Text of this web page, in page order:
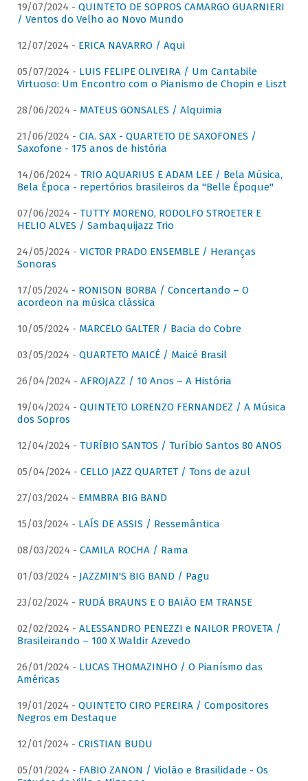
19/07/2024 - QUINTETO DE SOPROS CAMARGO GUARNIERI
/ Ventos do Velho ao Novo Mundo
12/07/2024 - ERICA NAVARRO / Aqui
05/07/2024 - LUIS FELIPE OLIVEIRA / Um Cantabile
Virtuoso: Um Encontro com o Pianismo de Chopin e Liszt
28/06/2024 - MATEUS GONSALES / Alquimia
21/06/2024 - CIA. SAX - QUARTETO DE SAXOFONES /
Saxofone - 175 anos de história
14/06/2024 - TRIO AQUARIUS E ADAM LEE / Bela Música,
Bela Época - repertórios brasileiros da "Belle Époque"
07/06/2024 - TUTTY MORENO, RODOLFO STROETER E
HELIO ALVES / Sambaquijazz Trio
24/05/2024 - VICTOR PRADO ENSEMBLE / Heranças
Sonoras
17/05/2024 - RONISON BORBA / Concertando – O
acordeon na música clássica
10/05/2024 - MARCELO GALTER / Bacia do Cobre
03/05/2024 - QUARTETO MAICÉ / Maicé Brasil
26/04/2024 - AFROJAZZ / 10 Anos – A História
19/04/2024 - QUINTETO LORENZO FERNANDEZ / A Música
dos Sopros
12/04/2024 - TURÍBIO SANTOS / Turíbio Santos 80 ANOS
05/04/2024 - CELLO JAZZ QUARTET / Tons de azul
27/03/2024 - EMMBRA BIG BAND
15/03/2024 - LAÍS DE ASSIS / Ressemântica
08/03/2024 - CAMILA ROCHA / Rama
01/03/2024 - JAZZMIN'S BIG BAND / Pagu
23/02/2024 - RUDÁ BRAUNS E O BAIÃO EM TRANSE
02/02/2024 - ALESSANDRO PENEZZI e NAILOR PROVETA /
Brasileirando – 100 X Waldir Azevedo
26/01/2024 - LUCAS THOMAZINHO / O Pianísmo das
Américas
19/01/2024 - QUINTETO CIRO PEREIRA / Compositores
Negros em Destaque
12/01/2024 - CRISTIAN BUDU
05/01/2024 - FABIO ZANON / Violão e Brasilidade - Os